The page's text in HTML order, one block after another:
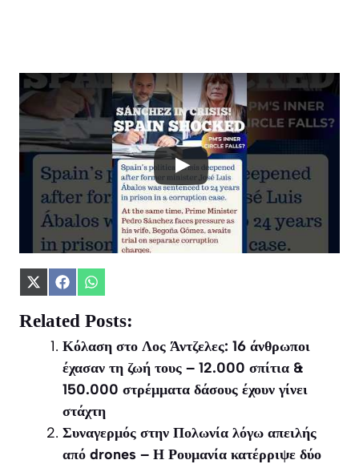
Share
X
(Twitter)
Share
Facebook
Share
WhatsApp
Related Posts:
Κόλαση στο Λος Άντζελες: 16 άνθρωποι
έχασαν τη ζωή τους – 12.000 σπίτια &
150.000 στρέμματα δάσους έχουν γίνει
στάχτη
Συναγερμός στην Πολωνία λόγω απειλής
από drones – Η Ρουμανία κατέρριψε δύο